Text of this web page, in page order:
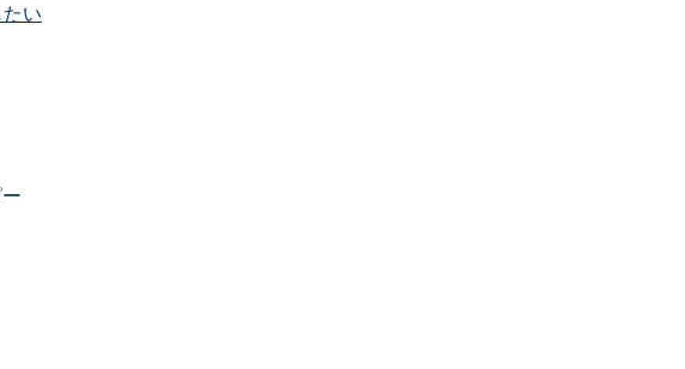
い